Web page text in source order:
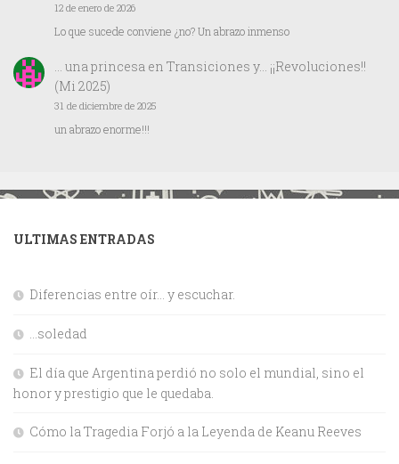
12 de enero de 2026
Lo que sucede conviene ¿no? Un abrazo inmenso
… una princesa en Transiciones y… ¡¡Revoluciones!!
(Mi 2025)
31 de diciembre de 2025
un abrazo enorme!!!
ULTIMAS ENTRADAS
Diferencias entre oír… y escuchar.
…soledad
El día que Argentina perdió no solo el mundial, sino el
honor y prestigio que le quedaba.
Cómo la Tragedia Forjó a la Leyenda de Keanu Reeves